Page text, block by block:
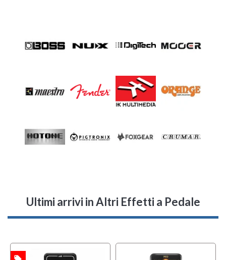
Ultimi arrivi in Altri Effetti a Pedale